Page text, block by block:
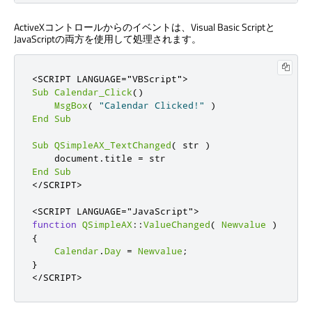
ActiveXコントロールからのイベントは、Visual Basic Scriptと
JavaScriptの両方を使用して処理されます。
<SCRIPT LANGUAGE="VBScript">
Sub Calendar_Click()
MsgBox( "Calendar Clicked!"
)
End
Sub
Sub QSimpleAX_TextChanged( str
)
    document
. title =
End
Sub
</SCRIPT>
<SCRIPT LANGUAGE="JavaScript">
function QSimpleAX ::ValueChanged( Newvalue
)
{
Calendar .Day = Newvalue ;
}
</SCRIPT>